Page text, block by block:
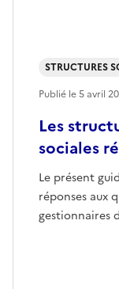
Les
sociales
Le présent
réponses aux
gestionnaires
STRUCTURES
Publié le5 avril